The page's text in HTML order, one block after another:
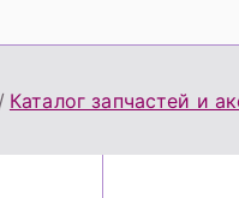
Каталог запчастей и